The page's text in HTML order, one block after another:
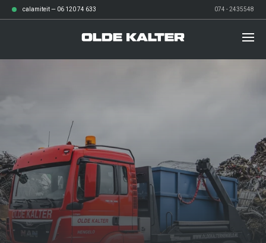
calamiteit — 06 120 74 633 074 - 2435548
Afvalbeheer
Grond- en sloopwerken
over ons
werken bij
verhalen